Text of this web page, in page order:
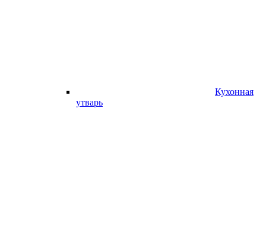
Кухонная
утварь